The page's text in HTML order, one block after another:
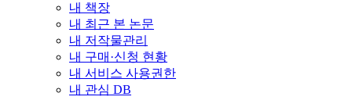
내 책장
내 최근 본 논문
내 저작물관리
내 구매·신청 현황
내 서비스 사용권한
내 관심 DB